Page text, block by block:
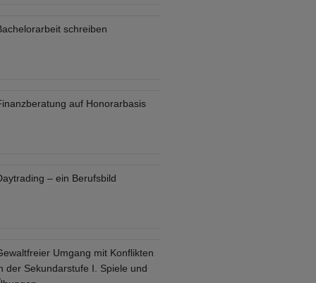
schreiben
auf Honorarbasis
– ein Berufsbild
Umgang mit Konflikten
der Sekundarstufe I. Spiele und